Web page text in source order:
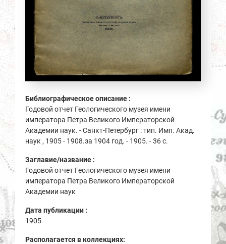
Библиографическое описание :
Годовой отчет Геологического музея имени
императора Петра Великого Императорской
Академии наук. - Санкт-Петербург : тип. Имп. Акад.
наук , 1905 - 1908.за 1904 год. - 1905. - 36 с.
Заглавие/название :
Годовой отчет Геологического музея имени
императора Петра Великого Императорской
Академии наук
Дата публикации :
1905
Располагается в коллекциях: